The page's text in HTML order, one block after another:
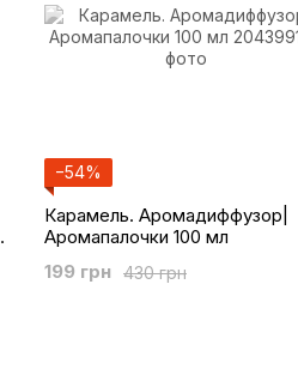
−54%
Карамель. Аромадиффузор|
Аромапалочки 100 мл
430 грн
199 грн